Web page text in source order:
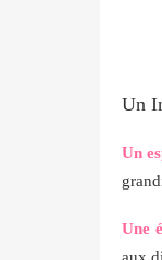
Un
Un
Une
aux